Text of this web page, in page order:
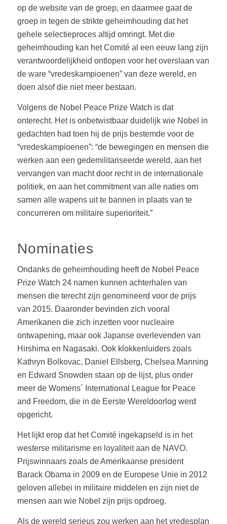
op de website van de groep, en daarmee gaat de
groep in tegen de strikte geheimhouding dat het
gehele selectieproces altijd omringt. Met die
geheimhouding kan het Comité al een eeuw lang zijn
verantwoordelijkheid ontlopen voor het overslaan van
de ware “vredeskampioenen” van deze wereld, en
doen alsof die niet meer bestaan.
Volgens de Nobel Peace Prize Watch is dat
onterecht. Het is onbetwistbaar duidelijk wie Nobel in
gedachten had toen hij de prijs bestemde voor de
“vredeskampioenen”: “de bewegingen en mensen die
werken aan een gedemilitariseerde wereld, aan het
vervangen van macht door recht in de internationale
politiek, en aan het commitment van alle naties om
samen alle wapens uit te bannen in plaats van te
concurreren om militaire superioriteit.”
Nominaties
Ondanks de geheimhouding heeft de Nobel Peace
Prize Watch 24 namen kunnen achterhalen van
mensen die terecht zijn genomineerd voor de prijs
van 2015. Daaronder bevinden zich vooral
Amerikanen die zich inzetten voor nucleaire
ontwapening, maar ook Japanse overlevenden van
Hirshima en Nagasaki. Ook klokkenluiders zoals
Kathryn Bolkovac, Daniel Ellsberg, Chelsea Manning
en Edward Snowden staan op de lijst, plus onder
meer de Womens´ International League for Peace
and Freedom, die in de Eerste Wereldoorlog werd
opgericht.
Het lijkt erop dat het Comité ingekapseld is in het
westerse militarisme en loyaliteit aan de NAVO.
Prijswinnaars zoals de Amerikaanse president
Barack Obama in 2009 en de Europese Unie in 2012
geloven allebei in militaire middelen en zijn niet de
mensen aan wie Nobel zijn prijs opdroeg.
Als de wereld serieus zou werken aan het vredesplan